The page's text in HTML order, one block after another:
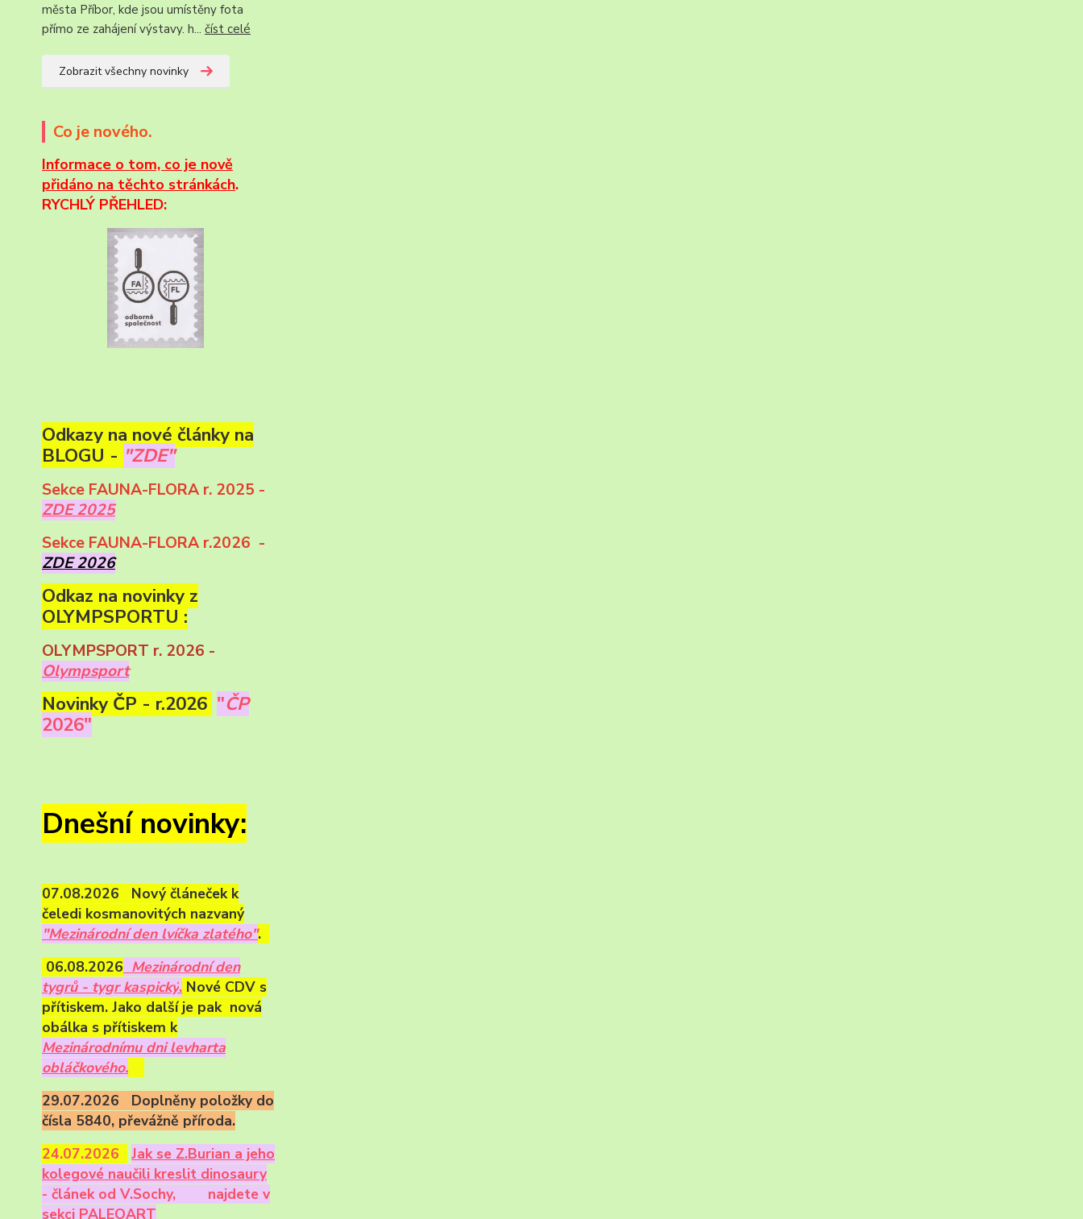
města Příbor, kde jsou umístěny fota
přímo ze zahájení výstavy. h... číst celé
Zobrazit všechny novinky
Co je nového.
Informace o tom, co je nově
přidáno na těchto stránkách.
RYCHLÝ PŘEHLED:
Odkazy na nové články na
BLOGU - "ZDE"
Sekce FAUNA-FLORA r. 2025 -
ZDE 2025
Sekce FAUNA-FLORA r.2026 -
ZDE 2026
Odkaz na novinky z
OLYMPSPORTU :
OLYMPSPORT r. 2026 -
Olympsport
Novinky ČP - r.2026 "ČP
2026"
Dnešní novinky:
07.08.2026 Nový článeček k
čeledi kosmanovitých nazvaný
"Mezinárodní den lvíčka zlatého".
06.08.2026 Mezinárodní den
tygrů - tygr kaspický. Nové CDV s
přítiskem. Jako další je pak nová
obálka s přítiskem k
Mezinárodnímu dni levharta
obláčkového.
29.07.2026 Doplněny položky do
čísla 5840, převážně příroda.
24.07.2026
Jak se Z.Burian a jeho
kolegové naučili kreslit dinosaury
- článek od V.Sochy,
najdete v
sekci PALEOART